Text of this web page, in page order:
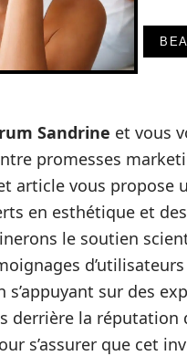
Sandrine et vous
promesses
article vous propose
en esthétique et
le soutien
sur des
derrière la réputation
s’assurer que cet